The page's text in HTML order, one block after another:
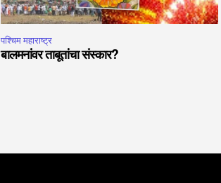
पश्चिम महाराष्ट्र
बालमनांवर ताबूतांचा संस्कार?